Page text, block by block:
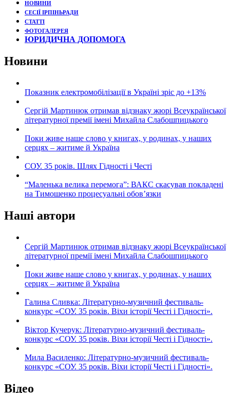
НОВИНИ
СЕСІЇ ІРПІНЬРАДИ
СТАТТІ
ФОТОГАЛЕРЕЯ
ЮРИДИЧНА ДОПОМОГА
Новини
Показник електромобілізації в Україні зріс до +13%
Сергій Мартинюк отримав відзнаку жюрі Всеукраїнської
літературної премії імені Михайла Слабошпицького
Поки живе наше слово у книгах, у родинах, у наших
серцях – житиме й Україна
СОУ. 35 років. Шлях Гідності і Честі
“Маленька велика перемога”: ВАКС скасував покладені
на Тимошенко процесуальні обов’язки
Наші автори
Сергій Мартинюк отримав відзнаку жюрі Всеукраїнської
літературної премії імені Михайла Слабошпицького
Поки живе наше слово у книгах, у родинах, у наших
серцях – житиме й Україна
Галина Сливка: Літературно-музичний фестиваль-
конкурс «СОУ. 35 років. Віхи історії Честі і Гідності».
Віктор Кучерук: Літературно-музичний фестиваль-
конкурс «СОУ. 35 років. Віхи історії Честі і Гідності».
Мила Василенко: Літературно-музичний фестиваль-
конкурс «СОУ. 35 років. Віхи історії Честі і Гідності».
Відео